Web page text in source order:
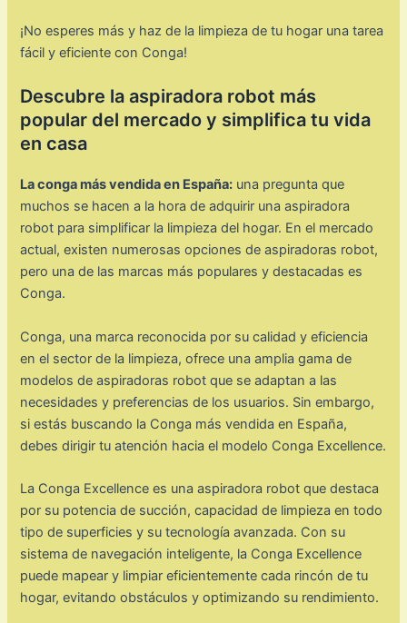
¡No esperes más y haz de la limpieza de tu hogar una tarea
fácil y eficiente con Conga!
Descubre la aspiradora robot más
popular del mercado y simplifica tu vida
en casa
La conga más vendida en España: una pregunta que
muchos se hacen a la hora de adquirir una aspiradora
robot para simplificar la limpieza del hogar. En el mercado
actual, existen numerosas opciones de aspiradoras robot,
pero una de las marcas más populares y destacadas es
Conga.
Conga, una marca reconocida por su calidad y eficiencia
en el sector de la limpieza, ofrece una amplia gama de
modelos de aspiradoras robot que se adaptan a las
necesidades y preferencias de los usuarios. Sin embargo,
si estás buscando la Conga más vendida en España,
debes dirigir tu atención hacia el modelo Conga Excellence.
La Conga Excellence es una aspiradora robot que destaca
por su potencia de succión, capacidad de limpieza en todo
tipo de superficies y su tecnología avanzada. Con su
sistema de navegación inteligente, la Conga Excellence
puede mapear y limpiar eficientemente cada rincón de tu
hogar, evitando obstáculos y optimizando su rendimiento.